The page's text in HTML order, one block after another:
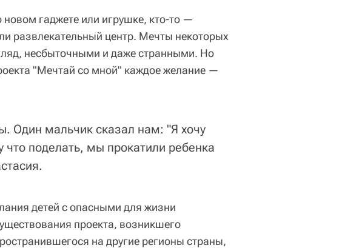
гаджете или игрушке, кто-то —
развлекательный центр. Мечты некоторых
несбыточными и даже странными. Но
"Мечтай со мной" каждое желание —
Один мальчик сказал нам: "Я хочу
что поделать, мы прокатили ребенка
детей с опасными для жизни
проекта, возникшего
на другие регионы страны,